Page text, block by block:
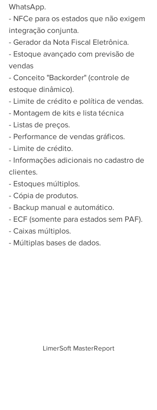
WhatsApp.
- NFCe para os estados que não exigem
integração conjunta.
- Gerador da Nota Fiscal Eletrônica.
- Estoque avançado com previsão de
vendas
- Conceito "Backorder" (controle de
estoque dinâmico).
- Limite de crédito e política de vendas.
- Montagem de kits e lista técnica
- Listas de preços.
- Performance de vendas gráficos.
- Limite de crédito.
- Informações adicionais no cadastro de
clientes.
- Estoques múltiplos.
- Cópia de produtos.
- Backup manual e automático.
- ECF (somente para estados sem PAF).
- Caixas múltiplos.
- Múltiplas bases de dados.
LimerSoft MasterReport